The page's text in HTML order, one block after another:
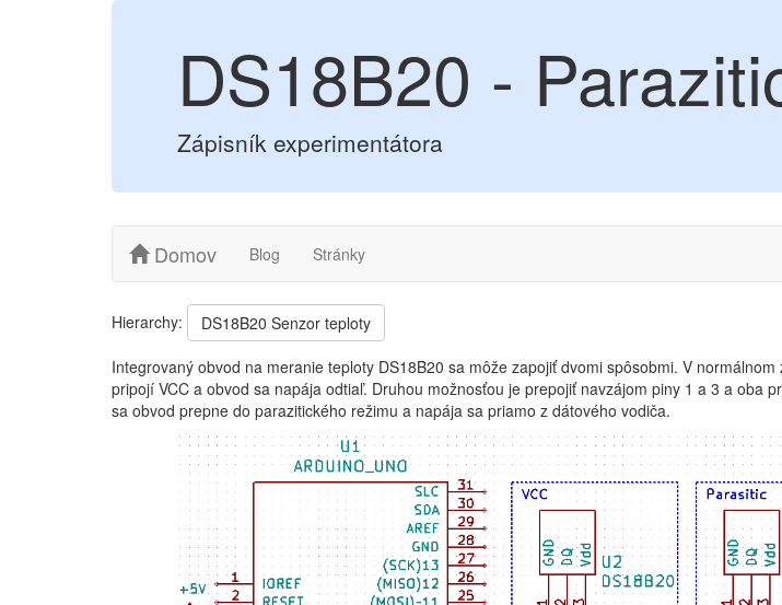
DS18B20 -
Zápisník experimentátora
Domov Blog Stránky
Hierarchy:
DS18B20 Senzor teploty
Integrovaný obvod na meranie teploty DS18B20 sa môže zapojiť dvomi spôsobmi. V
pripojí VCC a obvod sa napája odtiaľ. Druhou možnosťou je prepojiť navzájom piny 1 a 3 a oba
sa obvod prepne do parazitického režimu a napája sa priamo z dátového vodiča.